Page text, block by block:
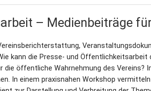
E.
– Medienbeiträge
kann die Presse- und
die öffentliche Wahrnehmung des
In einem praxisnahen Workshop